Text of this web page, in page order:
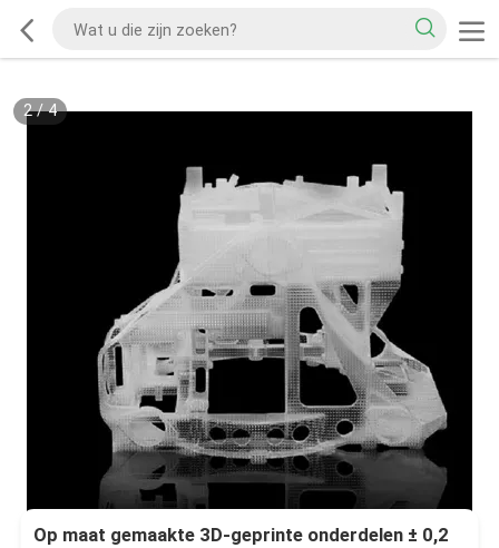
2/4
Op maat gemaakte 3D-geprinte onderdelen ± 0,2